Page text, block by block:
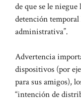
de que se le
detención temporal
administrativa”.
Advertencia
dispositivos (por
para sus amigos),
“intención de